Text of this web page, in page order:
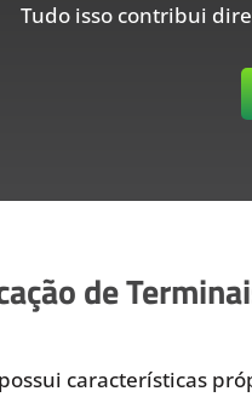
Tudo isso contribui
de
características